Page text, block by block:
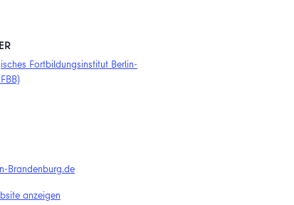
Fortbildungsinstitut Berlin-
Brandenburg.de
anzeigen